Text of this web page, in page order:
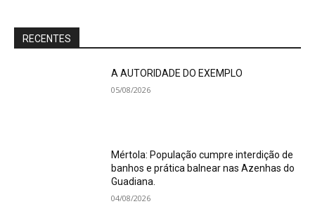
RECENTES
A AUTORIDADE DO EXEMPLO
05/08/2026
Mértola: População cumpre interdição de
banhos e prática balnear nas Azenhas do
Guadiana.
04/08/2026